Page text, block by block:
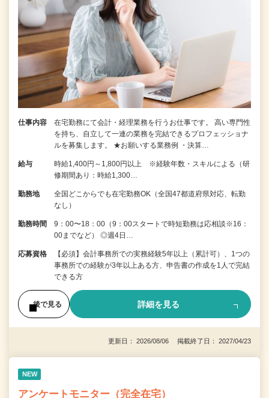
仕事内容
在宅勤務にて会計・経理業務を行うお仕事です。 高い専門性
を持ち、自立して一連の業務を完結できるプロフェッショナ
ルを募集します。 ★お願いする業務例 ・決算…
給与
時給1,400円～1,800円以上 ※経験年数・スキルによる（研
修期間あり：時給1,300…
勤務地
全国どこからでも在宅勤務OK（全国47都道府県対応、転勤
なし）
勤務時間
9：00〜18：00（9：00スタートで時短勤務は応相談※16：
00までなど） ◎週4日…
応募資格
【必須】会計事務所での実務経験5年以上（累計可）、1つの
事務所での経験が3年以上ある方、申告書の作成を1人で完結
できる方
後で見る 詳細を見る
更新日： 2026/08/06 掲載終了日： 2027/04/23
NEW
アンケートモニター（完全在宅）